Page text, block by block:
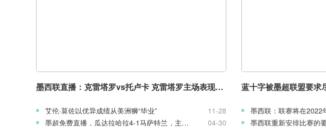
墨西联直播：克雷塔罗vs托卢卡 克雷塔罗主场表现抢眼
艾伦·莫佐以优异成绩从美洲狮“毕业”
11-28
墨超免费直播，瓜达拉哈拉4-1马萨特兰，主场面对弱旅有很足的战斗力
04-30